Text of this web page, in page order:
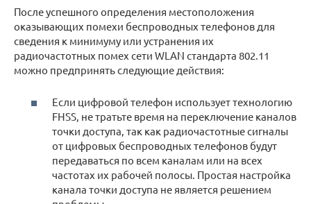
После успешного определения местоположения
оказывающих помехи беспроводных телефонов для
сведения к минимуму или устранения их
радиочастотных помех сети WLAN стандарта 802.11
можно предпринять следующие действия:
Если цифровой телефон использует технологию
FHSS, не тратьте время на переключение каналов
точки доступа, так как радиочастотные сигналы
от цифровых беспроводных телефонов будут
передаваться по всем каналам или на всех
частотах их рабочей полосы. Простая настройка
канала точки доступа не является решением